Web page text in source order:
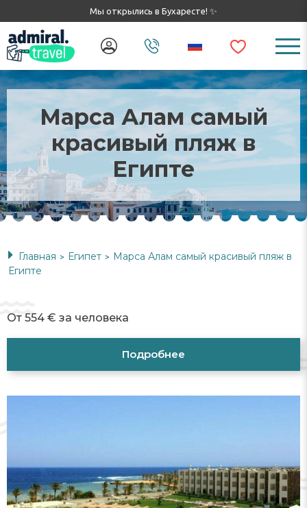
Мы открылись в Бухаресте! ✨
Марса Алам самый
красивый пляж в
Египте
Главная > Египет >
Марса Алам самый красивый пляж в
Египте
От 554 € за человека
Подробнее